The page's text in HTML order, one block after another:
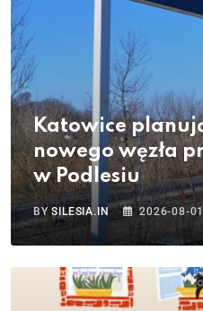
Katowice
nowego węzła
w Podlesiu
BYSILESIA.IN 2026-08-01